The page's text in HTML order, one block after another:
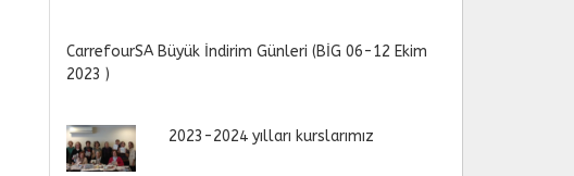
CarrefourSA Büyük İndirim Günleri (BİG 06-12 Ekim
2023 )
2023-2024 yılları kurslarımız